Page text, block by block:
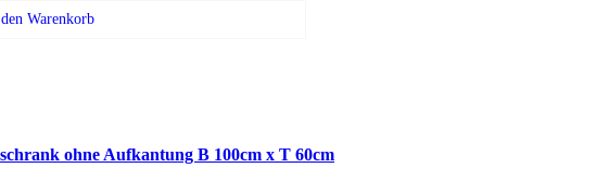
Warenkorb
ohne Aufkantung B 100cm x T 60cm